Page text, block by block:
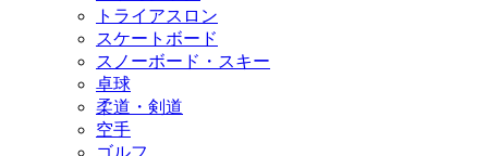
トライアスロン
スケートボード
スノーボード・スキー
卓球
柔道・剣道
空手
ゴルフ